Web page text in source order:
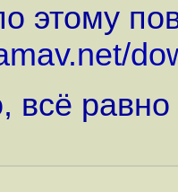
этому
всё